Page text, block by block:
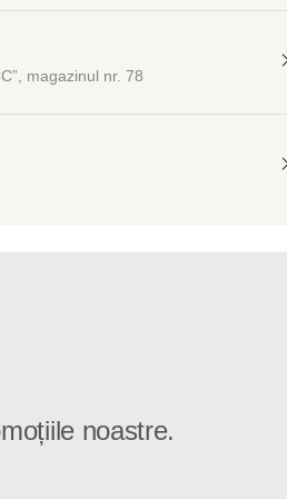
magazinul nr. 78
noastre.